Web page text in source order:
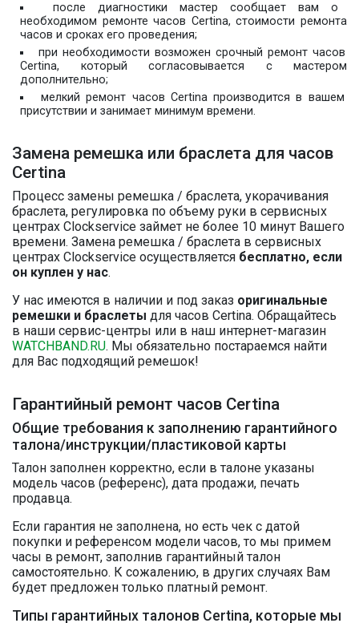
после диагностики мастер сообщает вам о
необходимом ремонте часов Certina, стоимости ремонта
часов и сроках его проведения;
при необходимости возможен срочный ремонт часов
Certina, который согласовывается с мастером
дополнительно;
мелкий ремонт часов Certina производится в вашем
присутствии и занимает минимум времени.
Замена ремешка или браслета для часов
Certina
Процесс замены ремешка / браслета, укорачивания
браслета, регулировка по объему руки в сервисных
центрах Clockservice займет не более 10 минут Вашего
времени. Замена ремешка / браслета в сервисных
центрах Clockservice осуществляется бесплатно, если
он куплен у нас.
У нас имеются в наличии и под заказ оригинальные
ремешки и браслеты для часов Certina. Обращайтесь
в наши сервис-центры или в наш интернет-магазин
WATCHBAND.RU. Мы обязательно постараемся найти
для Вас подходящий ремешок!
Гарантийный ремонт часов Certina
Общие требования к заполнению гарантийного
талона/инструкции/пластиковой карты
Талон заполнен корректно, если в талоне указаны
модель часов (референс), дата продажи, печать
продавца.
Если гарантия не заполнена, но есть чек с датой
покупки и референсом модели часов, то мы примем
часы в ремонт, заполнив гарантийный талон
самостоятельно. К сожалению, в других случаях Вам
будет предложен только платный ремонт.
Типы гарантийных талонов Certina, которые мы